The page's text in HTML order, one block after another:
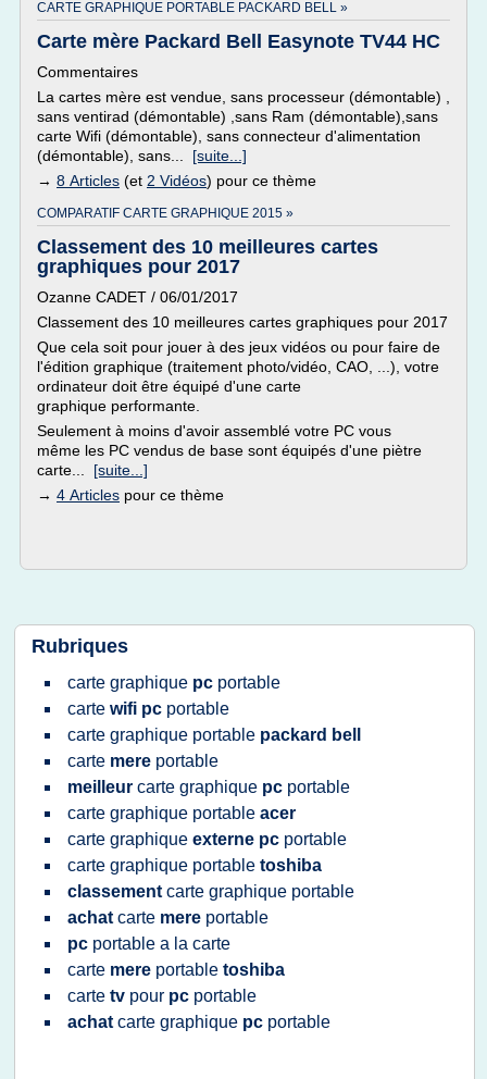
CARTE GRAPHIQUE PORTABLE PACKARD BELL »
Carte mère Packard Bell Easynote TV44 HC
Commentaires
La cartes mère est vendue, sans processeur (démontable) ,
sans ventirad (démontable) ,sans Ram (démontable),sans
carte Wifi (démontable), sans connecteur d'alimentation
(démontable), sans... [suite...]
→ 8 Articles (et 2 Vidéos) pour ce thème
COMPARATIF CARTE GRAPHIQUE 2015 »
Classement des 10 meilleures cartes
graphiques pour 2017
Ozanne CADET / 06/01/2017
Classement des 10 meilleures cartes graphiques pour 2017
Que cela soit pour jouer à des jeux vidéos ou pour faire de
l'édition graphique (traitement photo/vidéo, CAO, ...), votre
ordinateur doit être équipé d'une carte
graphique performante.
Seulement à moins d'avoir assemblé votre PC vous
même les PC vendus de base sont équipés d'une piètre
carte... [suite...]
→ 4 Articles pour ce thème
Rubriques
carte graphique pc portable
carte wifi pc portable
carte graphique portable packard bell
carte mere portable
meilleur carte graphique pc portable
carte graphique portable acer
carte graphique externe pc portable
carte graphique portable toshiba
classement carte graphique portable
achat carte mere portable
pc portable a la carte
carte mere portable toshiba
carte tv pour pc portable
achat carte graphique pc portable